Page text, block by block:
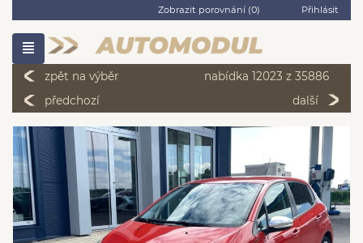
Zobrazit porovnání (0) Přihlásit
zpět na výběr
nabídka 12023 z 35886
předchozí
další